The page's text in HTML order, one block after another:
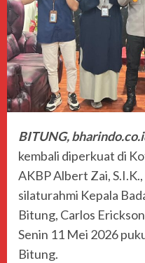
BITUNG,
kembali diperkuat di
AKBP Albert Zai,
silaturahmi Kepala
Bitung, Carlos
Senin 11 Mei 2026
Bitung.